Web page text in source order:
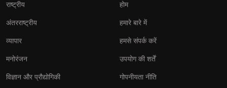
राष्ट्रीय
अंतरराष्ट्रीय
व्यापार
मनोरंजन
विज्ञान और प्रौद्योगिकी
होम
हमारे बारे में
हमसे संपर्क करें
उपयोग की शर्तें
गोपनीयता नीति